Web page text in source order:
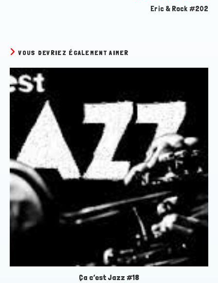
Eric & Rock #202
VOUS DEVRIEZ ÉGALEMENT AIMER
Ça c’est Jazz #18